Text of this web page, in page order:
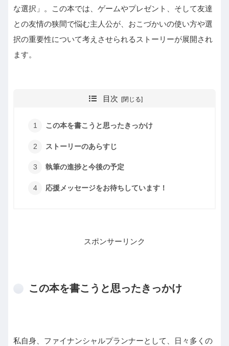
な選択」。この本では、ゲームやプレゼント、そして友達
との友情の狭間で悩む主人公が、おこづかいの使い方や選
択の重要性について考えさせられるストーリーが展開され
ます。
目次
この本を書こうと思ったきっかけ
ストーリーのあらすじ
執筆の進捗と今後の予定
応援メッセージをお待ちしています！
スポンサーリンク
この本を書こうと思ったきっかけ
私自身、ファイナンシャルプランナーとして、日々多くの